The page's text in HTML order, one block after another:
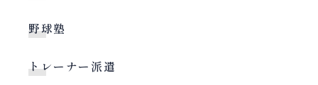
野球塾
トレーナー派遣